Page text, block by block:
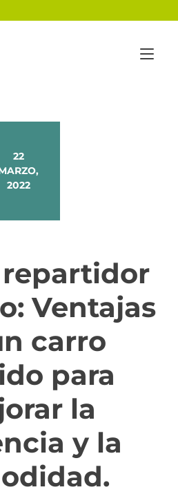
22
2022
Ventajas
carro
para
la
y la